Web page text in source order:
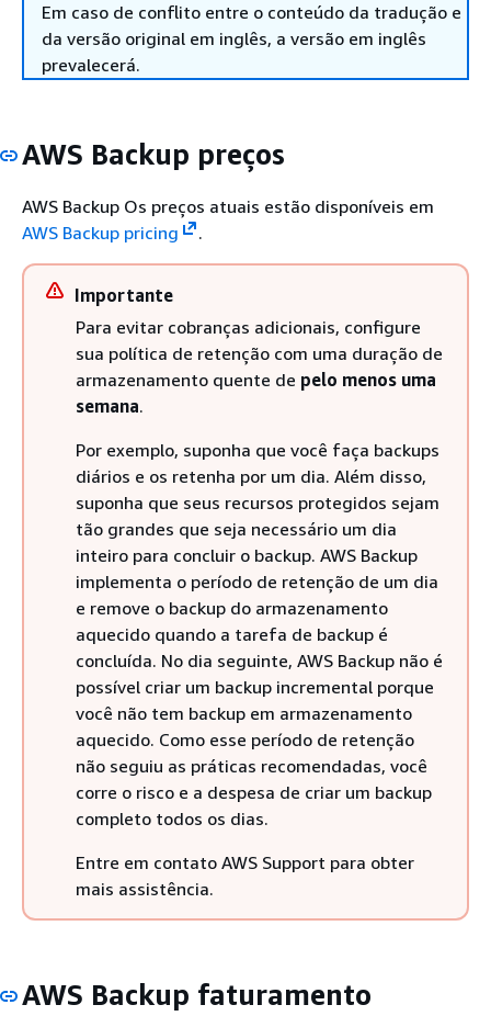
Em caso de conflito entre o conteúdo da tradução e
da versão original em inglês, a versão em inglês
prevalecerá.
AWS Backup preços
AWS Backup Os preços atuais estão disponíveis em
AWS Backup pricing
.
Importante
Para evitar cobranças adicionais, configure
sua política de retenção com uma duração de
armazenamento quente de pelo menos uma
semana.
Por exemplo, suponha que você faça backups
diários e os retenha por um dia. Além disso,
suponha que seus recursos protegidos sejam
tão grandes que seja necessário um dia
inteiro para concluir o backup. AWS Backup
implementa o período de retenção de um dia
e remove o backup do armazenamento
aquecido quando a tarefa de backup é
concluída. No dia seguinte, AWS Backup não é
possível criar um backup incremental porque
você não tem backup em armazenamento
aquecido. Como esse período de retenção
não seguiu as práticas recomendadas, você
corre o risco e a despesa de criar um backup
completo todos os dias.
Entre em contato AWS Support para obter
mais assistência.
AWS Backup faturamento